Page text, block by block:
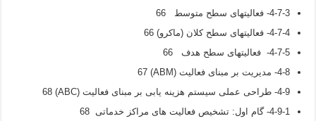
4-7-3- فعالیتهای سطح متوسط 66
4-7-4- فعالیتهای سطح کلان (ماکرو) 66
4-7-5- فعالیتهای سطح هدف 66
4-8- مدیریت بر مبنای فعالیت (ABM) 67
4-9- طراحی عملی سیستم هزینه یابی بر مبنای فعالیت (ABC) 68
4-9-1- گام اول: تشخیص فعالیت های مراکز خدماتی 68